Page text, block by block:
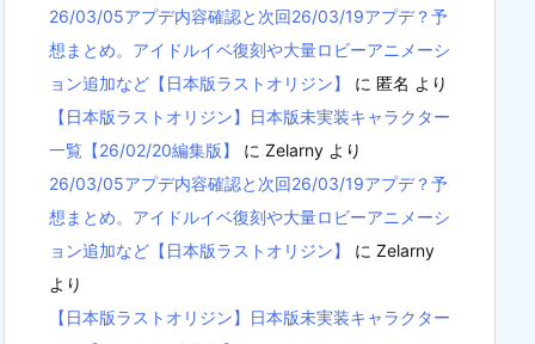
26/03/05アプデ内容確認と次回26/03/19アプデ？予
想まとめ。アイドルイベ復刻や大量ロビーアニメーシ
ョン追加など【日本版ラストオリジン】
に 匿名 より
【日本版ラストオリジン】日本版未実装キャラクター
一覧【26/02/20編集版】
に Zelarny より
26/03/05アプデ内容確認と次回26/03/19アプデ？予
想まとめ。アイドルイベ復刻や大量ロビーアニメーシ
ョン追加など【日本版ラストオリジン】
に Zelarny
より
【日本版ラストオリジン】日本版未実装キャラクター